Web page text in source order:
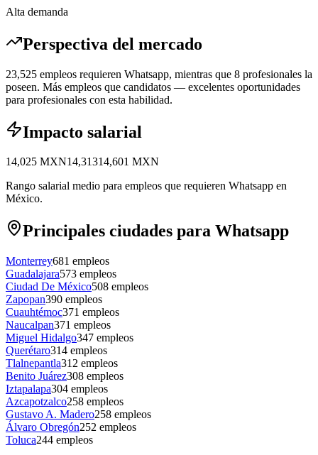
Alta demanda
Perspectiva del mercado
23,525 empleos requieren Whatsapp, mientras que 8 profesionales la
poseen. Más empleos que candidatos — excelentes oportunidades
para profesionales con esta habilidad.
Impacto salarial
14,025 MXN14,31314,601 MXN
Rango salarial medio para empleos que requieren Whatsapp en
México.
Principales ciudades para Whatsapp
Monterrey681 empleos
Guadalajara573 empleos
Ciudad De México508 empleos
Zapopan390 empleos
Cuauhtémoc371 empleos
Naucalpan371 empleos
Miguel Hidalgo347 empleos
Querétaro314 empleos
Tlalnepantla312 empleos
Benito Juárez308 empleos
Iztapalapa304 empleos
Azcapotzalco258 empleos
Gustavo A. Madero258 empleos
Álvaro Obregón252 empleos
Toluca244 empleos